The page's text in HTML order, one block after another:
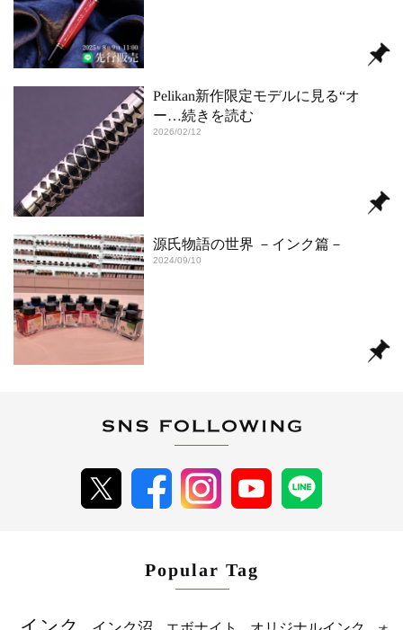
Pelikan新作限定モデルに見る“オ
ー…続きを読む
2026/02/12
源氏物語の世界 －インク篇－
2024/09/10
Popular Tag